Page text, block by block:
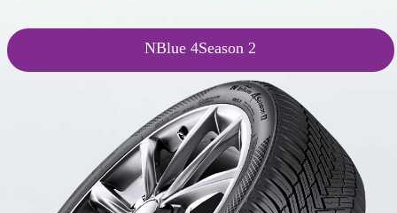
NBlue 4Season 2